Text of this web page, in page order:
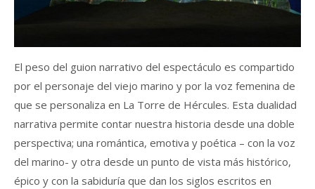
El peso del guion narrativo del espectáculo es compartido
por el personaje del viejo marino y por la voz femenina de
que se personaliza en La Torre de Hércules. Esta dualidad
narrativa permite contar nuestra historia desde una doble
perspectiva; una romántica, emotiva y poética – con la voz
del marino- y otra desde un punto de vista más histórico,
épico y con la sabiduría que dan los siglos escritos en